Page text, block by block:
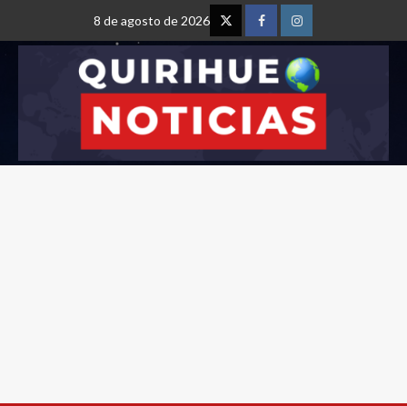
8 de agosto de 2026